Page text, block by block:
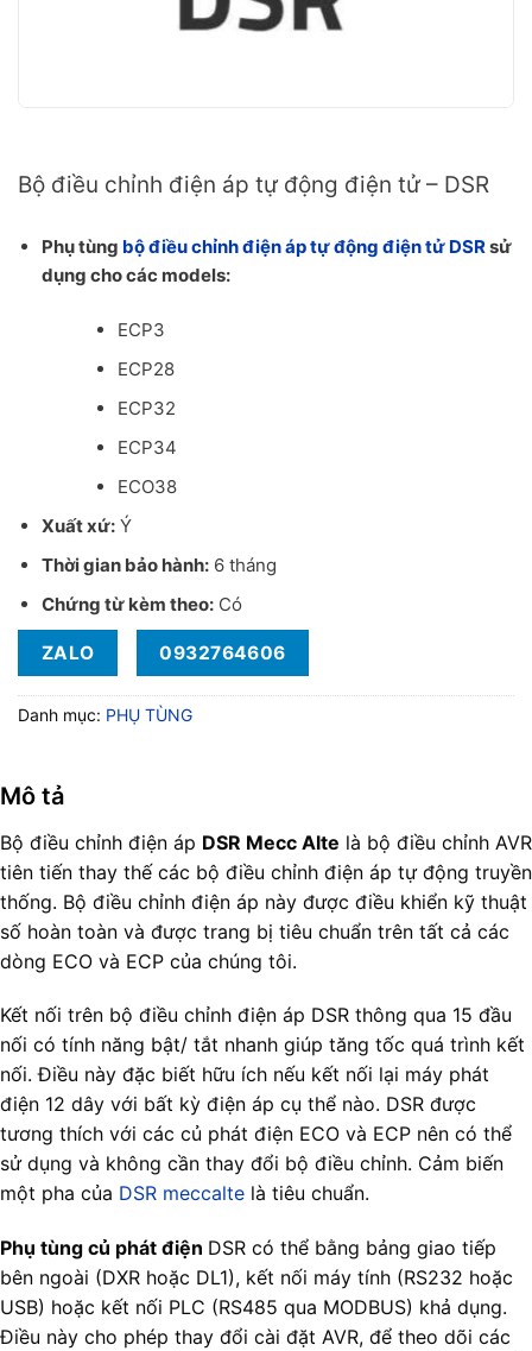
Bộ điều chỉnh điện áp tự động điện tử – DSR
Phụ tùng bộ điều chỉnh điện áp tự động điện tử DSRsử
dụng cho các models:
ECP3
ECP28
ECP32
ECP34
ECO38
Xuất xứ:Ý
Thời gian bảo hành:6 tháng
Chứng từ kèm theo:Có
ZALO 0932764606
Danh mục: PHỤ TÙNG
Mô tả
Bộ điều chỉnh điện áp DSR Mecc Alte là bộ điều chỉnh AVR
tiên tiến thay thế các bộ điều chỉnh điện áp tự động truyền
thống. Bộ điều chỉnh điện áp này được điều khiển kỹ thuật
số hoàn toàn và được trang bị tiêu chuẩn trên tất cả các
dòng ECO và ECP của chúng tôi.
Kết nối trên bộ điều chỉnh điện áp DSR thông qua 15 đầu
nối có tính năng bật/ tắt nhanh giúp tăng tốc quá trình kết
nối. Điều này đặc biết hữu ích nếu kết nối lại máy phát
điện 12 dây với bất kỳ điện áp cụ thể nào. DSR được
tương thích với các củ phát điện ECO và ECP nên có thể
sử dụng và không cần thay đổi bộ điều chỉnh. Cảm biến
một pha của DSR meccalte là tiêu chuẩn.
Phụ tùng củ phát điện DSR có thể bằng bảng giao tiếp
bên ngoài (DXR hoặc DL1), kết nối máy tính (RS232 hoặc
USB) hoặc kết nối PLC (RS485 qua MODBUS) khả dụng.
Điều này cho phép thay đổi cài đặt AVR, để theo dõi các